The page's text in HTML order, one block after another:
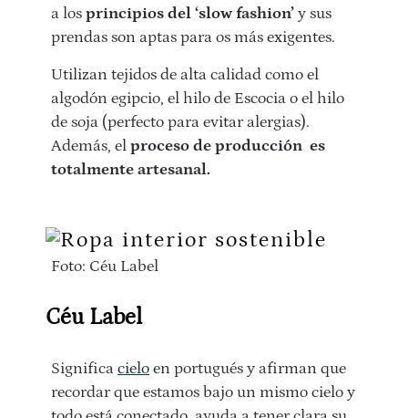
a los principios del ‘slow fashion’ y sus
prendas son aptas para os más exigentes.
Utilizan tejidos de alta calidad como el
algodón egipcio, el hilo de Escocia o el hilo
de soja (perfecto para evitar alergias).
Además, el proceso de producción es
totalmente artesanal.
Foto: Céu Label
Céu Label
Significa cielo en portugués y afirman que
recordar que estamos bajo un mismo cielo y